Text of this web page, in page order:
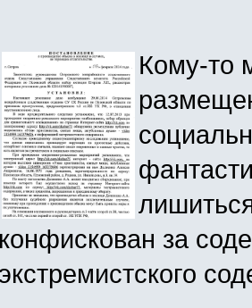
Кому-то
конфискован за
экстремистского